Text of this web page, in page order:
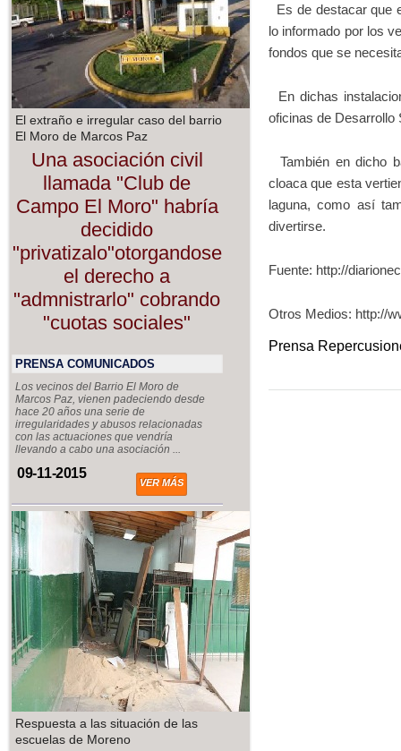
El extraño e irregular caso del barrio
El Moro de Marcos Paz
Una asociación civil
llamada "Club de
Campo El Moro" habría
decidido
"privatizalo"otorgandose
el derecho a
"admnistrarlo" cobrando
"cuotas sociales"
PRENSA COMUNICADOS
Los vecinos del Barrio El Moro de
Marcos Paz, vienen padeciendo desde
hace 20 años una serie de
irregularidades y abusos relacionadas
con las actuaciones que vendría
llevando a cabo una asociación ...
09-11-2015
VER MÁS
Respuesta a las situación de las
escuelas de Moreno
Es de destacar que
lo informado por los
fondos que se
En dichas
oficinas de Desarrollo
También en dicho
cloaca que esta
laguna, como así
divertirse.
Fuente: http://
Otros Medios: http://
Prensa